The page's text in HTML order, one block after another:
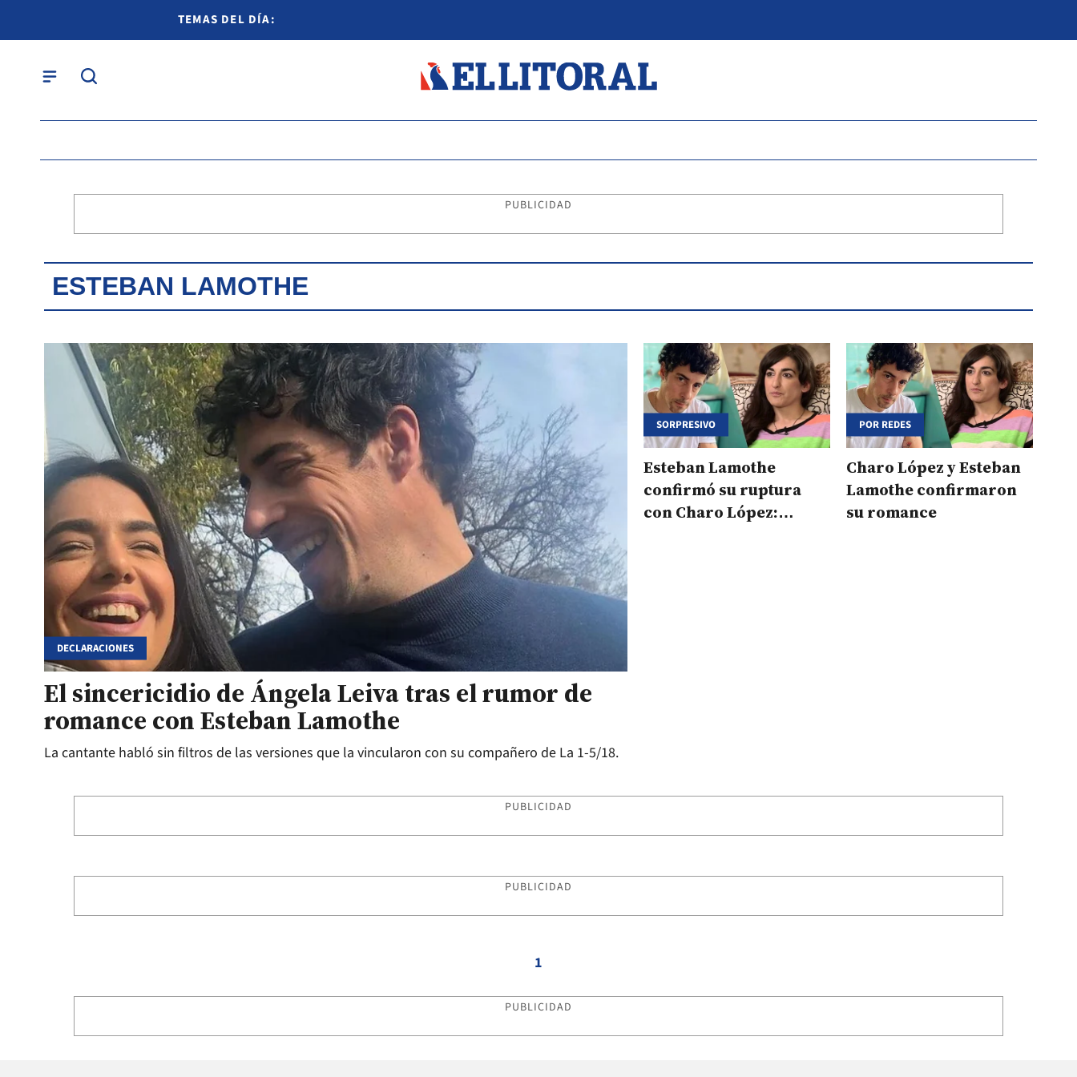
TEMAS DEL DÍA:
PUBLICIDAD
ESTEBAN LAMOTHE
DECLARACIONES
El sincericidio de Ángela Leiva tras el rumor de
romance con Esteban Lamothe
La cantante habló sin filtros de las versiones que la vincularon con su compañero de La 1-5/18.
SORPRESIVO
Esteban Lamothe
confirmó su ruptura
con Charo López:
POR REDES
Charo López y Esteban
Lamothe confirmaron
su romance
PUBLICIDAD
PUBLICIDAD
1
PUBLICIDAD